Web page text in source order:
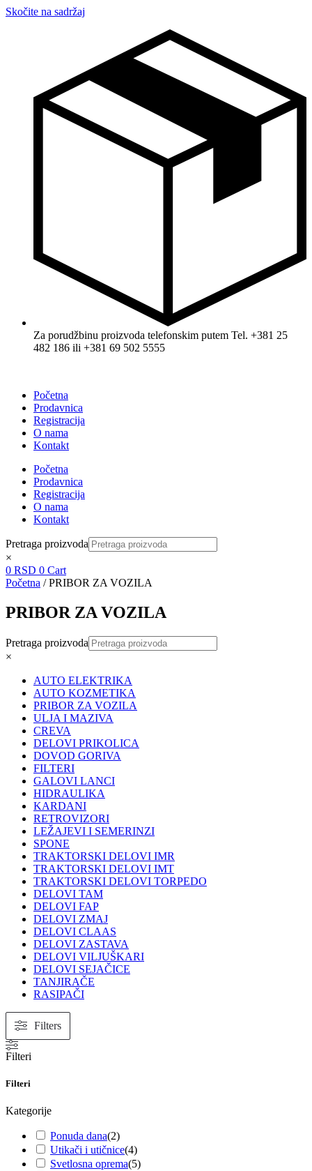
Skočite na sadržaj
Za porudžbinu proizvoda telefonskim putem Tel. +381 25
482 186 ili +381 69 502 5555
Početna
Prodavnica
Registracija
O nama
Kontakt
Početna
Prodavnica
Registracija
O nama
Kontakt
Pretraga proizvoda
×
0 RSD 0 Cart
Početna / PRIBOR ZA VOZILA
PRIBOR ZA VOZILA
Pretraga proizvoda
×
AUTO ELEKTRIKA
AUTO KOZMETIKA
PRIBOR ZA VOZILA
ULJA I MAZIVA
CREVA
DELOVI PRIKOLICA
DOVOD GORIVA
FILTERI
GALOVI LANCI
HIDRAULIKA
KARDANI
RETROVIZORI
LEŽAJEVI I SEMERINZI
SPONE
TRAKTORSKI DELOVI IMR
TRAKTORSKI DELOVI IMT
TRAKTORSKI DELOVI TORPEDO
DELOVI TAM
DELOVI FAP
DELOVI ZMAJ
DELOVI CLAAS
DELOVI ZASTAVA
DELOVI VILJUŠKARI
DELOVI SEJAČICE
TANJIRAČE
RASIPAČI
Filters
Filteri
Filteri
Kategorije
Ponuda dana(2)
Utikači i utičnice(4)
Svetlosna oprema(5)